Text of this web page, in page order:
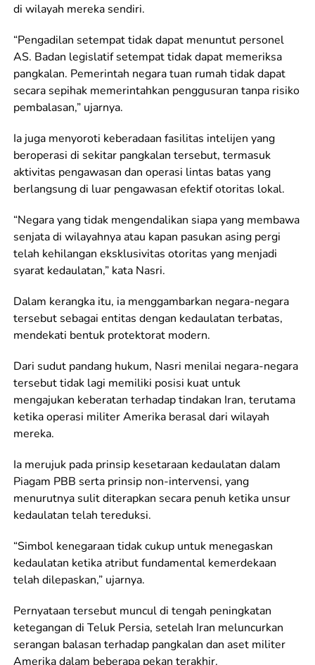
di wilayah mereka sendiri.
“Pengadilan setempat tidak dapat menuntut personel
AS. Badan legislatif setempat tidak dapat memeriksa
pangkalan. Pemerintah negara tuan rumah tidak dapat
secara sepihak memerintahkan penggusuran tanpa risiko
pembalasan,” ujarnya.
Ia juga menyoroti keberadaan fasilitas intelijen yang
beroperasi di sekitar pangkalan tersebut, termasuk
aktivitas pengawasan dan operasi lintas batas yang
berlangsung di luar pengawasan efektif otoritas lokal.
“Negara yang tidak mengendalikan siapa yang membawa
senjata di wilayahnya atau kapan pasukan asing pergi
telah kehilangan eksklusivitas otoritas yang menjadi
syarat kedaulatan,” kata Nasri.
Dalam kerangka itu, ia menggambarkan negara-negara
tersebut sebagai entitas dengan kedaulatan terbatas,
mendekati bentuk protektorat modern.
Dari sudut pandang hukum, Nasri menilai negara-negara
tersebut tidak lagi memiliki posisi kuat untuk
mengajukan keberatan terhadap tindakan Iran, terutama
ketika operasi militer Amerika berasal dari wilayah
mereka.
Ia merujuk pada prinsip kesetaraan kedaulatan dalam
Piagam PBB serta prinsip non-intervensi, yang
menurutnya sulit diterapkan secara penuh ketika unsur
kedaulatan telah tereduksi.
“Simbol kenegaraan tidak cukup untuk menegaskan
kedaulatan ketika atribut fundamental kemerdekaan
telah dilepaskan,” ujarnya.
Pernyataan tersebut muncul di tengah peningkatan
ketegangan di Teluk Persia, setelah Iran meluncurkan
serangan balasan terhadap pangkalan dan aset militer
Amerika dalam beberapa pekan terakhir.